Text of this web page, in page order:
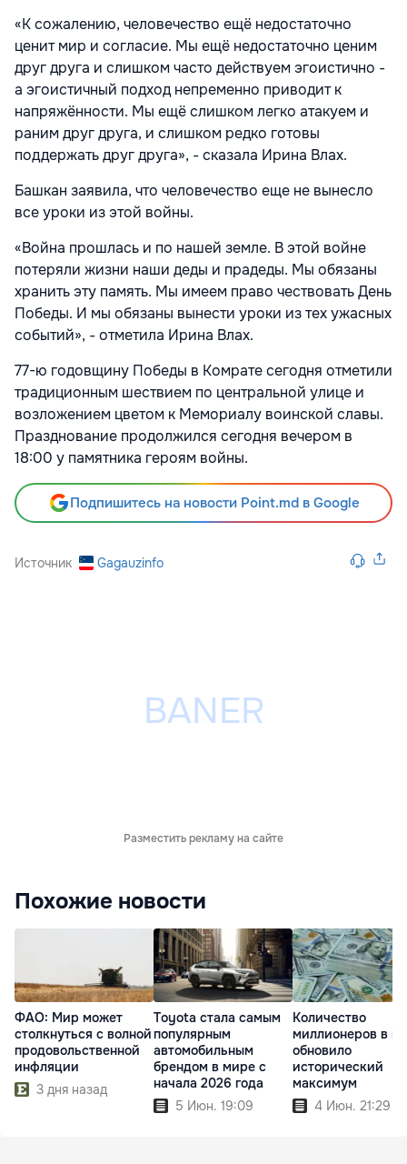
«К сожалению, человечество ещё недостаточно
ценит мир и согласие. Мы ещё недостаточно ценим
друг друга и слишком часто действуем эгоистично -
а эгоистичный подход непременно приводит к
напряжённости. Мы ещё слишком легко атакуем и
раним друг друга, и слишком редко готовы
поддержать друг друга», - сказала Ирина Влах.
Башкан заявила, что человечество еще не вынесло
все уроки из этой войны.
«Война прошлась и по нашей земле. В этой войне
потеряли жизни наши деды и прадеды. Мы обязаны
хранить эту память. Мы имеем право чествовать День
Победы. И мы обязаны вынести уроки из тех ужасных
событий», - отметила Ирина Влах.
77-ю годовщину Победы в Комрате сегодня отметили
традиционным шествием по центральной улице и
возложением цветом к Мемориалу воинской славы.
Празднование продолжился сегодня вечером в
18:00 у памятника героям войны.
Подпишитесь на новости Point.md в Google
Источник Gagauzinfo
Разместить рекламу на сайте
Похожие новости
ФАО: Мир может
столкнуться с волной
продовольственной
инфляции
3 дня назад
Toyota стала самым
популярным
автомобильным
брендом в мире с
начала 2026 года
5 Июн. 19:09
Количество
миллионеров в
обновило
исторический
максимум
4 Июн. 21:29